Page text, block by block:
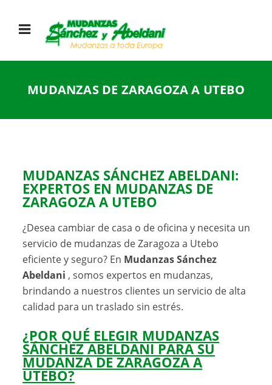
MUDANZAS DE ZARAGOZA A UTEBO
MUDANZAS SÁNCHEZ ABELDANI:
EXPERTOS EN MUDANZAS DE
ZARAGOZA A UTEBO
¿Desea cambiar de casa o de oficina y necesita un
servicio de mudanzas de Zaragoza a Utebo
eficiente y seguro? En Mudanzas Sánchez
Abeldani, somos expertos en mudanzas,
brindando a nuestros clientes un servicio de alta
calidad para un traslado sin estrés.
¿POR QUÉ ELEGIR MUDANZAS
SÁNCHEZ ABELDANI PARA SU
MUDANZA DE ZARAGOZA A
UTEBO?